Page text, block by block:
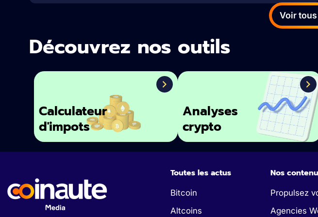
Voir
Découvrez nos outils
Calculateur
d'impots
Analyses
crypto
Toutes les actus
Bitcoin
Altcoins
Nos
Propulsez
Agencies